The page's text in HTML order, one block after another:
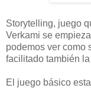
Storytelling, juego
Verkami se
podemos ver como
facilitado también
El juego básico